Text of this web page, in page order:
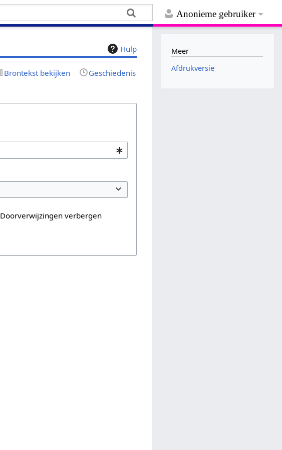
Anonieme gebruiker
Hulp
Brontekst bekijken Geschiedenis
Doorverwijzingen verbergen
Meer
Afdrukversie